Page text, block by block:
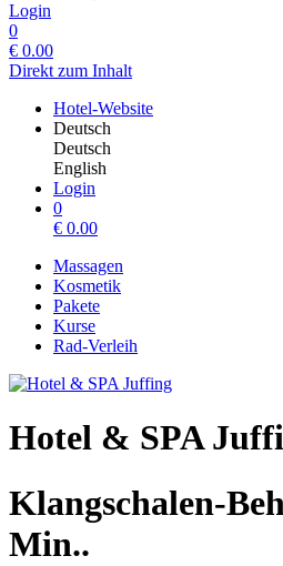
Login
0
€ 0.00
Direkt zum Inhalt
Hotel-Website
Deutsch
Deutsch
English
Login
0
€ 0.00
Massagen
Kosmetik
Pakete
Kurse
Rad-Verleih
Hotel & SPA
Klangschalen-
Min..